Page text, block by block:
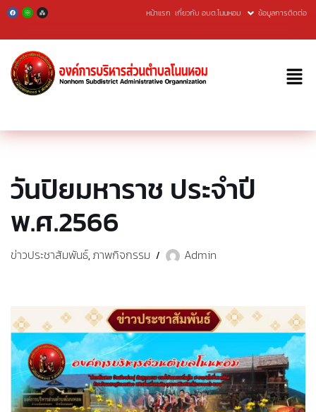
Skip
to
content
หน้าแรก เกี่ยวกับ อบต.โนนหอม ข้อมูลการติดต่อ
วันปิยมหาราช ประจำปี
พ.ศ.2566
ข่าวประชาสัมพันธ์, ภาพกิจกรรม Admin